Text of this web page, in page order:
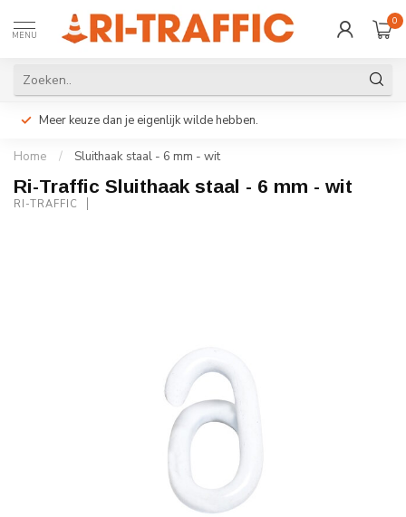
MENU
0
Meer keuze dan je eigenlijk wilde hebben.
Home / Sluithaak staal - 6 mm - wit
Ri-Traffic Sluithaak staal - 6 mm - wit
RI-TRAFFIC